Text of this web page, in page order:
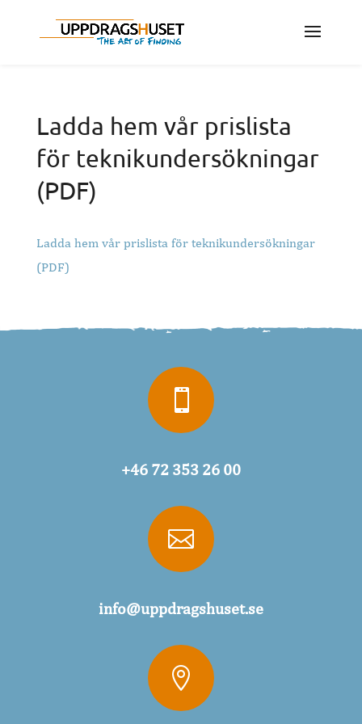
Ladda hem vår prislista
för teknikundersökningar
(PDF)
Ladda hem vår prislista för teknikundersökningar
(PDF)

+46 72 353 26 00

info@uppdragshuset.se
